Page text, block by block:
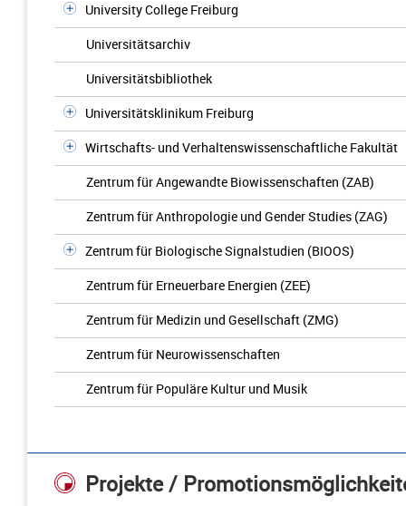
University College Freiburg
Universitätsarchiv
Universitätsbibliothek
Universitätsklinikum Freiburg
Wirtschafts- und Verhaltenswissenschaftliche Fakultät
Zentrum für Angewandte Biowissenschaften (ZAB)
Zentrum für Anthropologie und Gender Studies (ZAG)
Zentrum für Biologische Signalstudien (BIOOS)
Zentrum für Erneuerbare Energien (ZEE)
Zentrum für Medizin und Gesellschaft (ZMG)
Zentrum für Neurowissenschaften
Zentrum für Populäre Kultur und Musik
Projekte /